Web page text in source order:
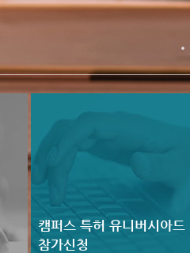
캠퍼스 특허 유니버시아드
참가신청